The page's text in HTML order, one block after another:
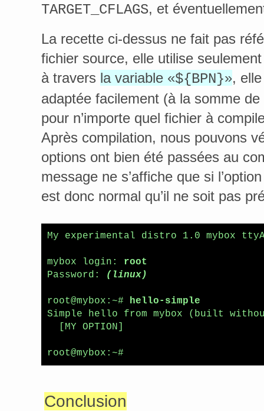
TARGET_CFLAGS, et
La recette ci-dessus ne fait pas
fichier source, elle utilise
à travers la variable «${BPN}»,
adaptée facilement (à la somme
pour n’importe quel fichier à
Après compilation, nous pouvons
options ont bien été passées au
message ne s’affiche que si
est donc normal qu’il ne soit pas
My experimental distro 1.0 mybox
mybox login: root
Password:
(linux)
root@mybox:~# hello-simple
Simple hello from mybox (built
  [MY OPTION]
root@mybox:~#
Conclusion